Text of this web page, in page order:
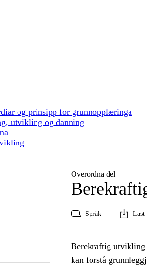
og prinsipp for grunnopplæringa
utvikling og danning
Overordna del
Språk Last
Berekraftig utvikling
kan forstå